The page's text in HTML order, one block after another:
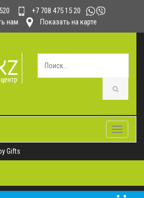
+7 708 475 15 20
нам
Показать на карте
Toggle
Gifts